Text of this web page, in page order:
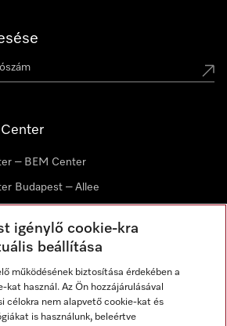
– BEM Center
Budapest – Allee
igénylő cookie-kra
beállítása
működésének biztosítása érdekében a
kat használ. Az Ön hozzájárulásával
célokra nem alapvető cookie-kat és
is használunk, beleértve